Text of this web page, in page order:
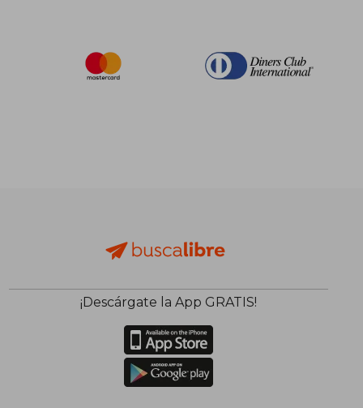
¡Descárgate la App GRATIS!